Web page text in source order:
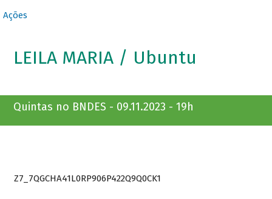
Ações
LEILA MARIA / Ubuntu
Quintas no BNDES - 09.11.2023 - 19h
Z7_7QGCHA41L0RP906P422Q9Q0CK1